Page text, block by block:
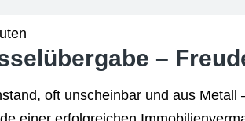
–
oft unscheinbar und aus